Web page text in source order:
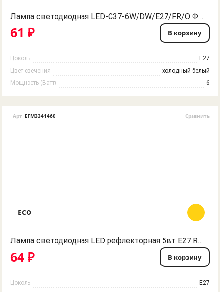
Лампа светодиодная LED-C37-6W/DW/E27/FR/O Форма "свеча", матовая. Серия Optima. Дневной свет. Картон. ТМ Volpe
61 ₽ В корзину
Цоколь
E27
Цвет свечения
холодный белый
Мощность (Ватт)
6
Арт ETM3341460 Сравнить
ECO
Лампа светодиодная LED рефлекторная 5вт Е27 R63 белый ECO
64 ₽ В корзину
Цоколь
E27